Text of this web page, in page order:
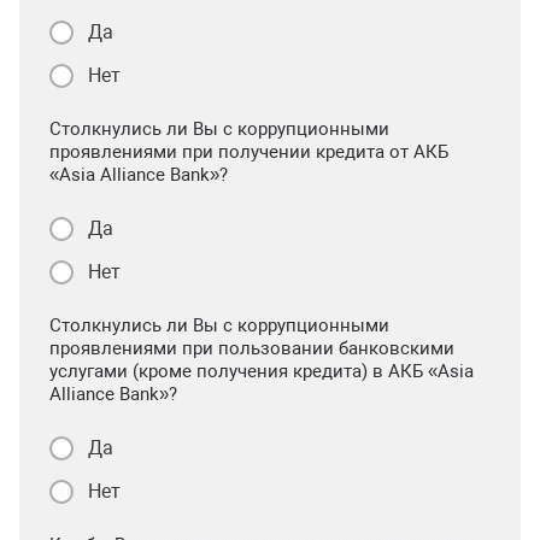
Да
Нет
Столкнулись ли Вы с коррупционными
проявлениями при получении кредита от АКБ
«Asia Alliance Bank»?
Да
Нет
Столкнулись ли Вы с коррупционными
проявлениями при пользовании банковскими
услугами (кроме получения кредита) в АКБ «Asia
Alliance Bank»?
Да
Нет